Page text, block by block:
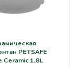
PETSAFE
Ceramic 1,8L